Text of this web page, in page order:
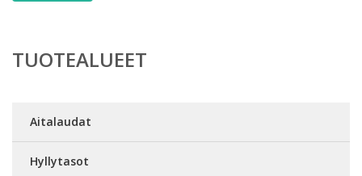
TUOTEALUEET
Aitalaudat
Hyllytasot